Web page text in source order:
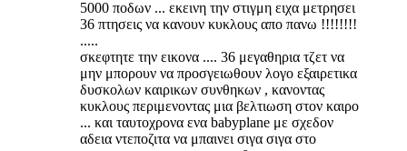
5000 ποδων ... εκεινη την στιγμη ειχα μετρησει
36 πτησεις να κανουν κυκλους απο πανω !!!!!!!!
.....
σκεφτητε την εικονα .... 36 μεγαθηρια τζετ να
μην μπορουν να προσγειωθουν λογο εξαιρετικα
δυσκολων καιρικων συνθηκων , κανοντας
κυκλους περιμενοντας μια βελτιωση στον καιρο
... και ταυτοχρονα ενα babyplane με σχεδον
αδεια ντεποζιτα να μπαινει σιγα σιγα στο